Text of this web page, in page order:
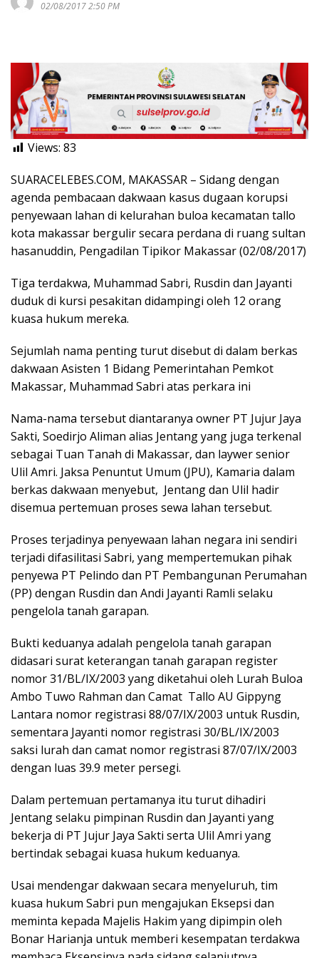
02/08/2017 2:50 PM
Views: 83
SUARACELEBES.COM, MAKASSAR – Sidang dengan
agenda pembacaan dakwaan kasus dugaan korupsi
penyewaan lahan di kelurahan buloa kecamatan tallo
kota makassar bergulir secara perdana di ruang sultan
hasanuddin, Pengadilan Tipikor Makassar (02/08/2017)
Tiga terdakwa, Muhammad Sabri, Rusdin dan Jayanti
duduk di kursi pesakitan didampingi oleh 12 orang
kuasa hukum mereka.
Sejumlah nama penting turut disebut di dalam berkas
dakwaan Asisten 1 Bidang Pemerintahan Pemkot
Makassar, Muhammad Sabri atas perkara ini
Nama-nama tersebut diantaranya owner PT Jujur Jaya
Sakti, Soedirjo Aliman alias Jentang yang juga terkenal
sebagai Tuan Tanah di Makassar, dan laywer senior
Ulil Amri. Jaksa Penuntut Umum (JPU), Kamaria dalam
berkas dakwaan menyebut, Jentang dan Ulil hadir
disemua pertemuan proses sewa lahan tersebut.
Proses terjadinya penyewaan lahan negara ini sendiri
terjadi difasilitasi Sabri, yang mempertemukan pihak
penyewa PT Pelindo dan PT Pembangunan Perumahan
(PP) dengan Rusdin dan Andi Jayanti Ramli selaku
pengelola tanah garapan.
Bukti keduanya adalah pengelola tanah garapan
didasari surat keterangan tanah garapan register
nomor 31/BL/IX/2003 yang diketahui oleh Lurah Buloa
Ambo Tuwo Rahman dan Camat Tallo AU Gippyng
Lantara nomor registrasi 88/07/IX/2003 untuk Rusdin,
sementara Jayanti nomor registrasi 30/BL/IX/2003
saksi lurah dan camat nomor registrasi 87/07/IX/2003
dengan luas 39.9 meter persegi.
Dalam pertemuan pertamanya itu turut dihadiri
Jentang selaku pimpinan Rusdin dan Jayanti yang
bekerja di PT Jujur Jaya Sakti serta Ulil Amri yang
bertindak sebagai kuasa hukum keduanya.
Usai mendengar dakwaan secara menyeluruh, tim
kuasa hukum Sabri pun mengajukan Eksepsi dan
meminta kepada Majelis Hakim yang dipimpin oleh
Bonar Harianja untuk memberi kesempatan terdakwa